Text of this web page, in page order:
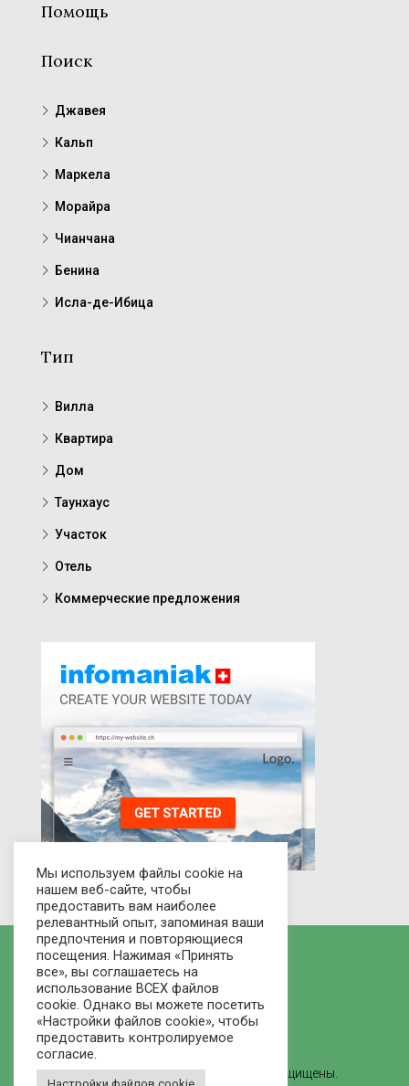
Помощь
Поиск
Джавея
Кальп
Маркела
Морайра
Чианчана
Бенина
Исла-де-Ибица
Тип
Вилла
Квартира
Дом
Таунхаус
Участок
Отель
Коммерческие предложения
© 2021 Рынок домов - Все права защищены.
Мы используем файлы cookie на
нашем веб-сайте, чтобы
предоставить вам наиболее
релевантный опыт, запоминая ваши
предпочтения и повторяющиеся
посещения. Нажимая «Принять
все», вы соглашаетесь на
использование ВСЕХ файлов
cookie. Однако вы можете посетить
«Настройки файлов cookie», чтобы
предоставить контролируемое
согласие.